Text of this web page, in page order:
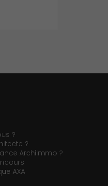
?
?
Archiimmo ?
AXA